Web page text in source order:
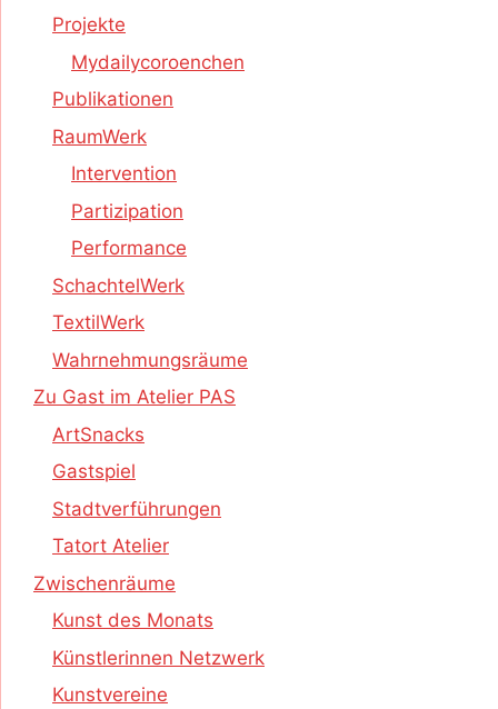
Projekte
Mydailycoroenchen
Publikationen
RaumWerk
Intervention
Partizipation
Performance
SchachtelWerk
TextilWerk
Wahrnehmungsräume
Zu Gast im Atelier PAS
ArtSnacks
Gastspiel
Stadtverführungen
Tatort Atelier
Zwischenräume
Kunst des Monats
Künstlerinnen Netzwerk
Kunstvereine